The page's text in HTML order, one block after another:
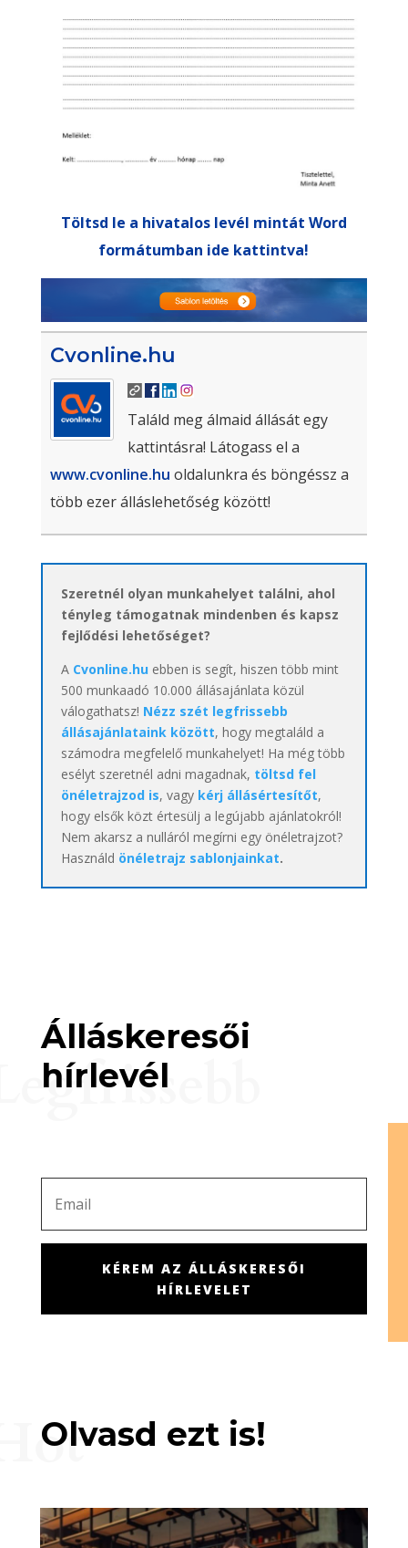
Töltsd le a hivatalos levél mintát Word
formátumban ide kattintva!
Cvonline.hu
Találd meg álmaid állását egy
kattintásra! Látogass el a
www.cvonline.hu oldalunkra és böngéssz a
több ezer álláslehetőség között!
Szeretnél olyan munkahelyet találni, ahol
tényleg támogatnak mindenben és kapsz
fejlődési lehetőséget?
A Cvonline.huebben is segít, hiszen több mint
500 munkaadó 10.000 állásajánlata közül
válogathatsz! Nézz szét legfrissebb
állásajánlataink között, hogy megtaláld a
számodra megfelelő munkahelyet! Ha még több
esélyt szeretnél adni magadnak, töltsd fel
önéletrajzod is, vagy kérj állásértesítőt,
hogy elsők közt értesülj a legújabb ajánlatokról!
Nem akarsz a nulláról megírni egy önéletrajzot?
Használd önéletrajz sablonjainkat.
Álláskeresői
hírlevél
KÉREM AZ ÁLLÁSKERESŐI
HÍRLEVELET
Olvasd ezt is!